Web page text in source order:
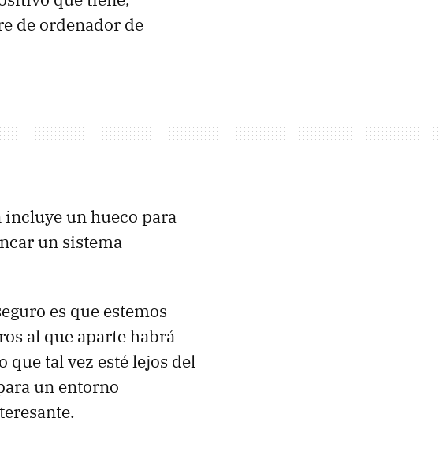
de ordenador de
un hueco para
un sistema
es que estemos
al que aparte habrá
tal vez esté lejos del
un entorno